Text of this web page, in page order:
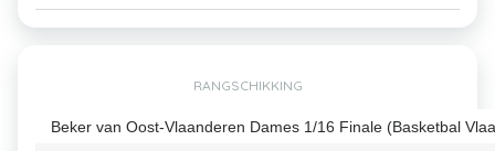
RANGSCHIKKING
Beker van Oost-Vlaanderen Dames 1/16 Finale (Basketbal